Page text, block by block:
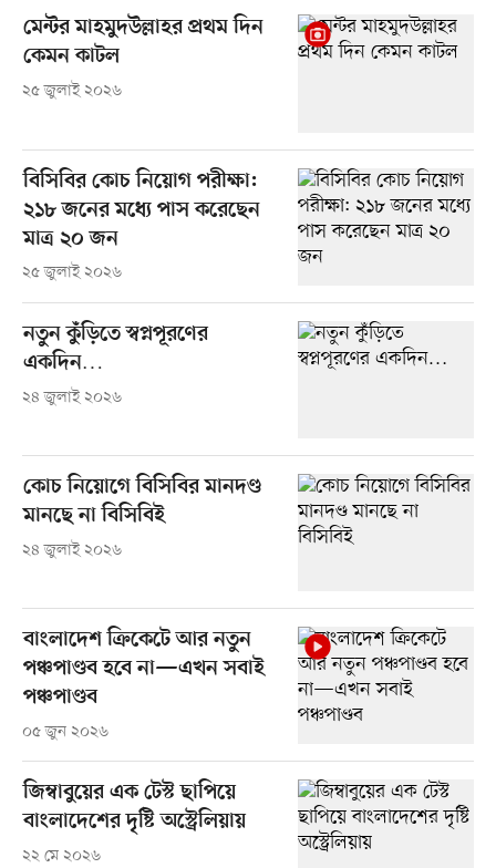
মেন্টর মাহমুদউল্লাহর প্রথম দিন
কেমন কাটল
২৫ জুলাই ২০২৬
বিসিবির কোচ নিয়োগ পরীক্ষা:
২১৮ জনের মধ্যে পাস করেছেন
মাত্র ২০ জন
২৫ জুলাই ২০২৬
নতুন কুঁড়িতে স্বপ্নপূরণের
একদিন…
২৪ জুলাই ২০২৬
কোচ নিয়োগে বিসিবির মানদণ্ড
মানছে না বিসিবিই
২৪ জুলাই ২০২৬
বাংলাদেশ ক্রিকেটে আর নতুন
পঞ্চপাণ্ডব হবে না—এখন সবাই
পঞ্চপাণ্ডব
০৫ জুন ২০২৬
জিম্বাবুয়ের এক টেস্ট ছাপিয়ে
বাংলাদেশের দৃষ্টি অস্ট্রেলিয়ায়
২২ মে ২০২৬